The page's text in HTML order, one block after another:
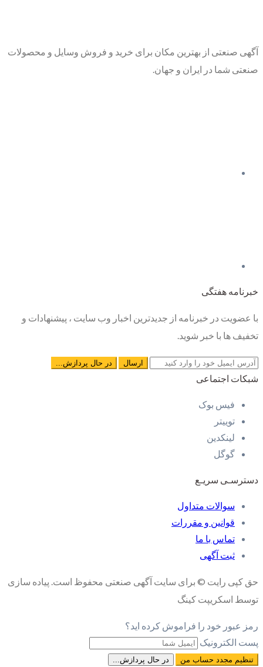
آگهی صنعتی از بهترین مکان برای خرید و فروش وسایل و محصولات
صنعتی شما در ایران و جهان.
خبرنامه هفتگی
با عضویت در خبرنامه از جدیدترین اخبار وب سایت ، پیشنهادات و
تخفیف ها با خبر شوید.
شبکات اجتماعی
فیس بوک
توییتر
لینکدین
گوگل
دسترسـی سریـع
سوالات متداول
قوانین و مقررات
تماس با ما
ثبت آگهی
حق کپی رایت © برای سایت آگهی صنعتی محفوظ است. پیاده سازی
توسط اسکریپت کینگ
رمز عبور خود را فراموش کرده اید؟
پست الکترونیک
تنظیم مجدد حساب من در حال پردازش...